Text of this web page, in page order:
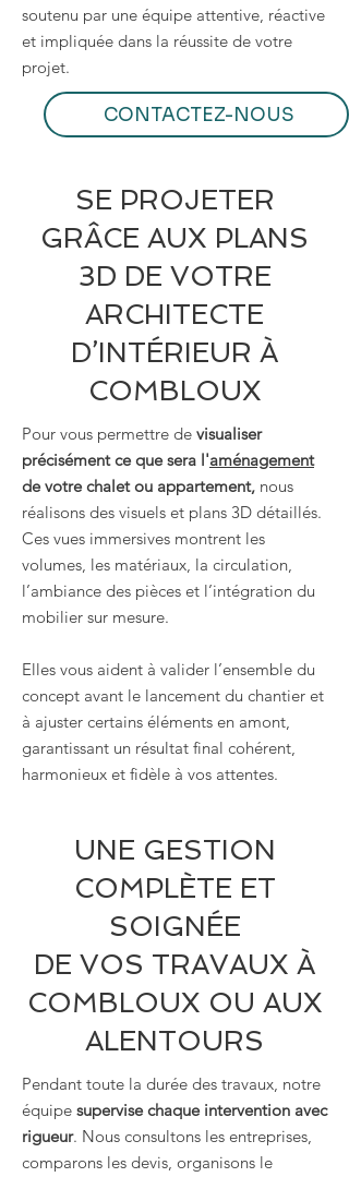
soutenu par une équipe attentive, réactive
et impliquée dans la réussite de votre
projet.
CONTACTEZ-NOUS
SE PROJETER
GRÂCE AUX PLANS
3D DE VOTRE
ARCHITECTE
D’INTÉRIEUR À
COMBLOUX
Pour vous permettre de visualiser
précisément ce que sera l'aménagement
de votre chalet ou appartement, nous
réalisons des visuels et plans 3D détaillés.
Ces vues immersives montrent les
volumes, les matériaux, la circulation,
l’ambiance des pièces et l’intégration du
mobilier sur mesure.
Elles vous aident à valider l’ensemble du
concept avant le lancement du chantier et
à ajuster certains éléments en amont,
garantissant un résultat final cohérent,
harmonieux et fidèle à vos attentes.
UNE GESTION
COMPLÈTE ET
SOIGNÉE
DE VOS TRAVAUX À
COMBLOUX OU AUX
ALENTOURS
Pendant toute la durée des travaux, notre
équipe supervise chaque intervention avec
rigueur. Nous consultons les entreprises,
comparons les devis, organisons le